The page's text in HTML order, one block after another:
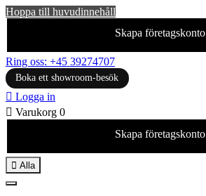
Hoppa till huvudinnehåll
Skapa företagskonto
Ring oss: +45 39274707
Boka ett showroom-besök
 Logga in
 Varukorg 0
Skapa företagskonto
 Alla